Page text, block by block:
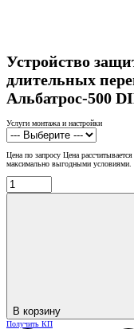
Устройство
длительных
Альбатрос-500
Услуги монтажа и настройки
Цена по запросу Цена
максимально выгодными условиями.
В корзину
Получить КП